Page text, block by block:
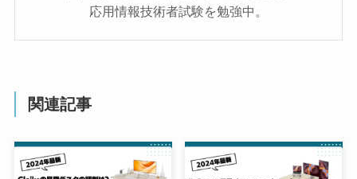
応用情報技術者試験を勉強中。
関連記事